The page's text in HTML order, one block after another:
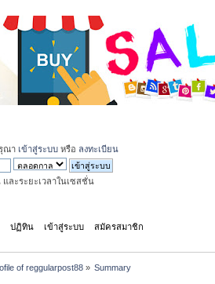
ณา เข้าสู่ระบบ หรือ ลงทะเบียน
ละระยะเวลาในเซสชั่น
ปฏิทิน เข้าสู่ระบบ สมัครสมาชิก
of reggularpost88» Summary